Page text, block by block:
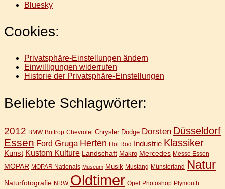
Bluesky
Cookies:
Privatsphäre-Einstellungen ändern
Einwilligungen widerrufen
Historie der Privatsphäre-Einstellungen
Beliebte Schlagwörter:
2012 BMW Bottrop Chevrolet Chrysler Dodge Dorsten Düsseldorf
Essen Ford Gruga Herten Hot Rod Industrie Klassiker
Kunst Kustom Kulture Landschaft Makro Mercedes Messe Essen
MOPAR MOPAR Nationals Museum Musik Mustang Münsterland Natur
Naturfotografie NRW Oldtimer Opel Photoshop Plymouth